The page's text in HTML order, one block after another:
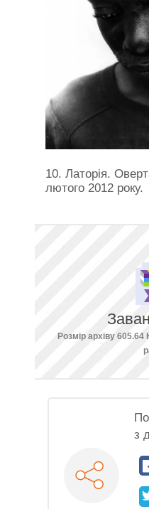
10. Латорія.
лютого 2012 року.
Розмір архіву
з